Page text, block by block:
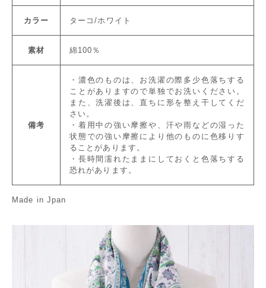
カラー ターコ/ホワイト
素材 綿100％
備考
・濃色のものは、お洗濯の際多少色落ちする
ことがありますので単独でお洗いください。
また、洗濯後は、直ちに形を整え干してくだ
さい。
・着用中の強い摩擦や、汗や雨などの湿った
状態での強い摩擦により他のものに色移りす
ることがあります。
・長時間濡れたままにしておくと色落ちする
恐れがあります。
Made in Jpan